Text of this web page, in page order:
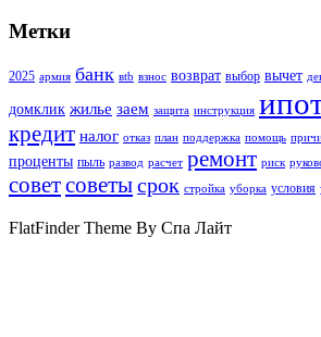
Метки
2025 армия банк вtb взнос возврат выбор вычет
домклик жилье заем защита инструкция
кредит налог отказ план поддержка помощь
проценты пыль развод расчет ремонт риск
советсоветысрок стройка уборка условия
FlatFinder Theme By Спа Лайт